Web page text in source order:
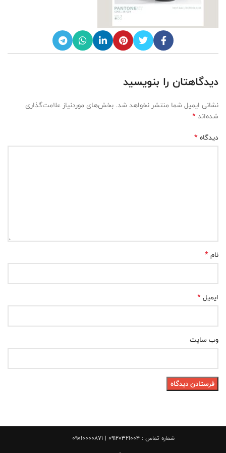
دیدگاهتان را بنویسید
نشانی ایمیل شما منتشر نخواهد شد. بخش‌های موردنیاز علامت‌گذاری
شده‌اند*
دیدگاه*
نام*
ایمیل*
وب‌ سایت
شماره تماس : 09120321004 | 09010000871